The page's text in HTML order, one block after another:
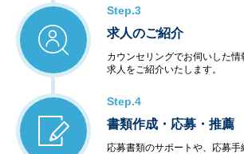
Step.3
求人のご紹介
カウンセリングでお伺いした
求人をご紹介いたします。
Step.4
書類作成・応募・推薦
応募書類のサポートや、応募